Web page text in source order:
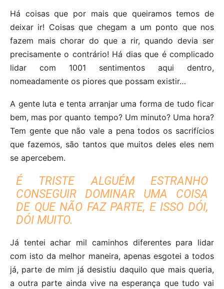
Há coisas que por mais que queiramos temos de
deixar ir! Coisas que chegam a um ponto que nos
fazem mais chorar do que a rir, quando devia ser
precisamente o contrário! Há dias que é complicado
lidar com 1001 sentimentos aqui dentro,
nomeadamente os piores que possam existir…
A gente luta e tenta arranjar uma forma de tudo ficar
bem, mas por quanto tempo? Um minuto? Uma hora?
Tem gente que não vale a pena todos os sacrifícios
que fazemos, são tantos que muitos deles eles nem
se apercebem.
É TRISTE ALGUÉM ESTRANHO
CONSEGUIR DOMINAR UMA COISA
DE QUE NÃO FAZ PARTE, E ISSO DÓI,
DÓI MUITO.
Já tentei achar mil caminhos diferentes para lidar
com isto da melhor maneira, apenas esgotei a todos
já, parte de mim já desistiu daquilo que mais queria,
a outra parte ainda vive na esperança que tudo vai